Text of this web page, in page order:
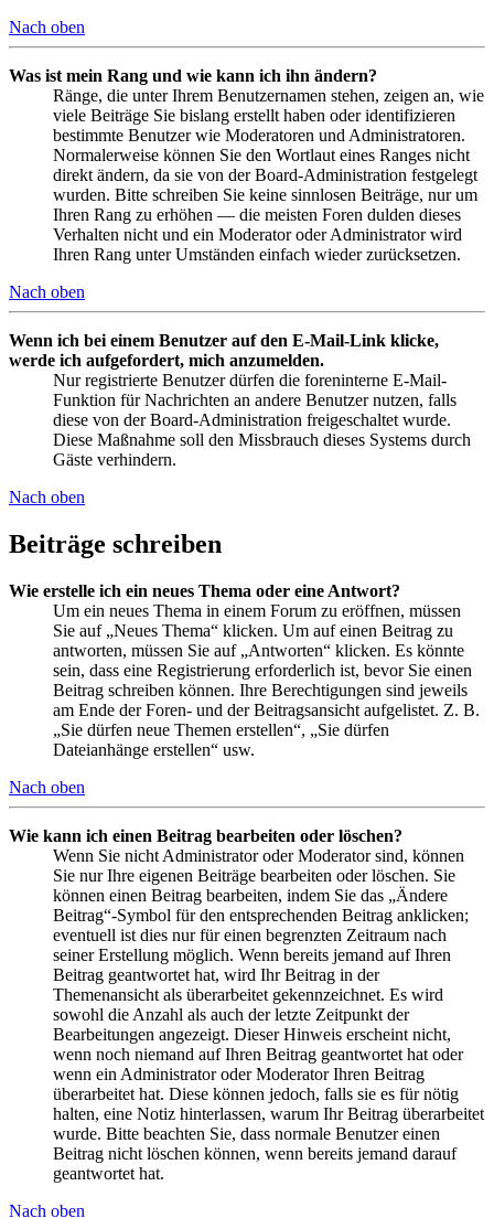
Nach oben
Was ist mein Rang und wie kann ich ihn ändern?
Ränge, die unter Ihrem Benutzernamen stehen, zeigen an, wie
viele Beiträge Sie bislang erstellt haben oder identifizieren
bestimmte Benutzer wie Moderatoren und Administratoren.
Normalerweise können Sie den Wortlaut eines Ranges nicht
direkt ändern, da sie von der Board-Administration festgelegt
wurden. Bitte schreiben Sie keine sinnlosen Beiträge, nur um
Ihren Rang zu erhöhen — die meisten Foren dulden dieses
Verhalten nicht und ein Moderator oder Administrator wird
Ihren Rang unter Umständen einfach wieder zurücksetzen.
Nach oben
Wenn ich bei einem Benutzer auf den E-Mail-Link klicke,
werde ich aufgefordert, mich anzumelden.
Nur registrierte Benutzer dürfen die foreninterne E-Mail-
Funktion für Nachrichten an andere Benutzer nutzen, falls
diese von der Board-Administration freigeschaltet wurde.
Diese Maßnahme soll den Missbrauch dieses Systems durch
Gäste verhindern.
Nach oben
Beiträge schreiben
Wie erstelle ich ein neues Thema oder eine Antwort?
Um ein neues Thema in einem Forum zu eröffnen, müssen
Sie auf „Neues Thema“ klicken. Um auf einen Beitrag zu
antworten, müssen Sie auf „Antworten“ klicken. Es könnte
sein, dass eine Registrierung erforderlich ist, bevor Sie einen
Beitrag schreiben können. Ihre Berechtigungen sind jeweils
am Ende der Foren- und der Beitragsansicht aufgelistet. Z. B.
„Sie dürfen neue Themen erstellen“, „Sie dürfen
Dateianhänge erstellen“ usw.
Nach oben
Wie kann ich einen Beitrag bearbeiten oder löschen?
Wenn Sie nicht Administrator oder Moderator sind, können
Sie nur Ihre eigenen Beiträge bearbeiten oder löschen. Sie
können einen Beitrag bearbeiten, indem Sie das „Ändere
Beitrag“-Symbol für den entsprechenden Beitrag anklicken;
eventuell ist dies nur für einen begrenzten Zeitraum nach
seiner Erstellung möglich. Wenn bereits jemand auf Ihren
Beitrag geantwortet hat, wird Ihr Beitrag in der
Themenansicht als überarbeitet gekennzeichnet. Es wird
sowohl die Anzahl als auch der letzte Zeitpunkt der
Bearbeitungen angezeigt. Dieser Hinweis erscheint nicht,
wenn noch niemand auf Ihren Beitrag geantwortet hat oder
wenn ein Administrator oder Moderator Ihren Beitrag
überarbeitet hat. Diese können jedoch, falls sie es für nötig
halten, eine Notiz hinterlassen, warum Ihr Beitrag überarbeitet
wurde. Bitte beachten Sie, dass normale Benutzer einen
Beitrag nicht löschen können, wenn bereits jemand darauf
geantwortet hat.
Nach oben